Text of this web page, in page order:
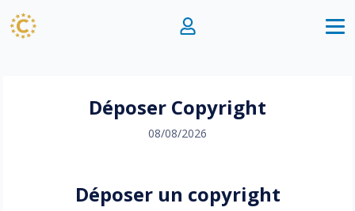
Déposer Copyright
08/08/2026
Déposer un copyright